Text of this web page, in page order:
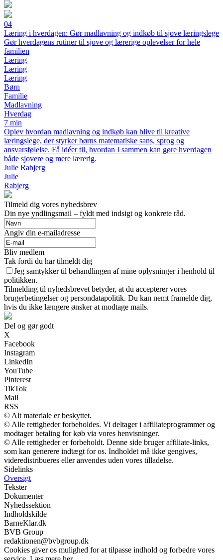
04
Læring i hverdagen: Gør madlavning og indkøb til sjove læringslege
Gør hverdagens rutiner til sjove og lærerige oplevelser for hele
familien
Læring
Læring
Læring
Børn
Familie
Madlavning
Hverdag
7 min
Oplev hvordan madlavning og indkøb kan blive til kreative
læringslege, der styrker børns matematiske sans, sprog og
ansvarsfølelse. Få idéer til, hvordan I sammen kan gøre hverdagen
både sjovere og mere lærerig.
Julie Rabjerg
Julie
Rabjerg
Tilmeld dig vores nyhedsbrev
Din nye yndlingsmail – fyldt med indsigt og konkrete råd.
Angiv din e-mailadresse
Bliv medlem
Tak fordi du har tilmeldt dig
Jeg samtykker til behandlingen af mine oplysninger i henhold til
politikken.
Tilmelding til nyhedsbrevet betyder, at du accepterer vores
brugerbetingelser og persondatapolitik. Du kan nemt framelde dig,
hvis du ikke længere ønsker at modtage mails.
Del og gør godt
X
Facebook
Instagram
LinkedIn
YouTube
Pinterest
TikTok
Mail
RSS
© Alt materiale er beskyttet.
© Alle rettigheder forbeholdes. Vi deltager i affiliateprogrammer og
modtager betaling for køb via vores henvisninger.
© Alle rettigheder er forbeholdt. Denne side bruger affiliate-links,
som kan generere indtægt for os. Indholdet må ikke gengives,
videredistribueres eller anvendes uden vores tilladelse.
Sidelinks
Oversigt
Tekster
Dokumenter
Nyhedssektion
Indholdskilde
BarneKlar.dk
BVB Group
redaktionen@bvbgroup.dk
Cookies giver os mulighed for at tilpasse indhold og forbedre vores